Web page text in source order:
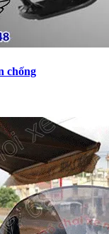
chống